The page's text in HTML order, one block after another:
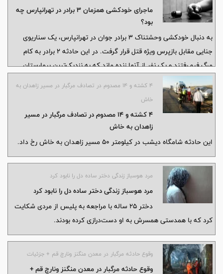
ماجرای خودکشی همزمان ۳ برادر در تهرانپارس چه
بود؟
به دنبال خودکشی وحشتناک ۳ برادر جوان در تهرانپارس، یک سناریوی
جنایی مقابل بازپرس ویژه قتل قرار گرفت. در این حادثه ۲ برادر به کام
مرگ فرو رفتند و یک نفر از آنها زنده ماند که به نزدیک‌ترین بیمارستان
منتقل شد.
۴ کشته و ۱۴ مصدوم در تصادف مرگبار در مسیر زاهدان به
خاش
۴ کشته و ۱۴ مصدوم در تصادف مرگبار در مسیر
زاهدان به خاش
این حادثه شامگاه دیشب در کیلومتر ۵۰ مسیر زاهدان به خاش رخ داد.
مرد هوسباز زندگی دختر ساده دل را نابود کرد
مرد هوسباز زندگی دختر ساده دل را نابود کرد
دختر ۲۵ ساله با مراجعه به پلیس از مردی شکایت
کرد که با همدستی همسرش به او دست‌درازی کرده بودند.
وقوع حادثه مرگبار در معدن منگنز ونارچ قم + جزئیات
وقوع حادثه مرگبار در معدن منگنز ونارچ قم +